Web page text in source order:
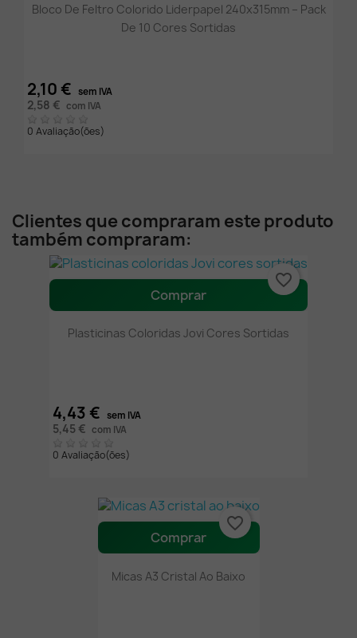
Bloco De Feltro Colorido Liderpapel 240x315mm – Pack
De 10 Cores Sortidas
2,10 € sem IVA
2,58 € com IVA
0 Avaliação(ões)
Clientes que compraram este produto
também compraram:
Comprar
Plasticinas Coloridas Jovi Cores Sortidas
4,43 € sem IVA
5,45 € com IVA
0 Avaliação(ões)
favorite_border
Comprar
Micas A3 Cristal Ao Baixo
favorite_border